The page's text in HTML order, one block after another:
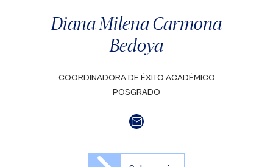
Diana Milena Carmona
Bedoya
COORDINADORA DE ÉXITO ACADÉMICO
POSGRADO